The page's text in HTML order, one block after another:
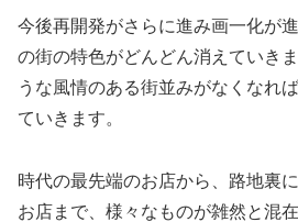
今後再開発がさらに進み画一化が
の街の特色がどんどん消えていき
うな風情のある街並みがなくなれ
ていきます。
時代の最先端のお店から、路地裏
お店まで、様々なものが雑然と混